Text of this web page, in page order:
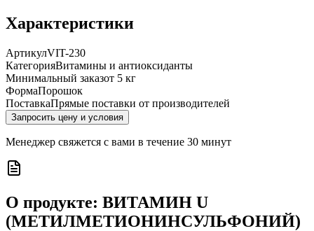
Характеристики
АртикулVIT-230
КатегорияВитамины и антиоксиданты
Минимальный заказот 5 кг
ФормаПорошок
ПоставкаПрямые поставки от производителей
Запросить цену и условия
Менеджер свяжется с вами в течение 30 минут
О продукте: ВИТАМИН U
(МЕТИЛМЕТИОНИНСУЛЬФОНИЙ)